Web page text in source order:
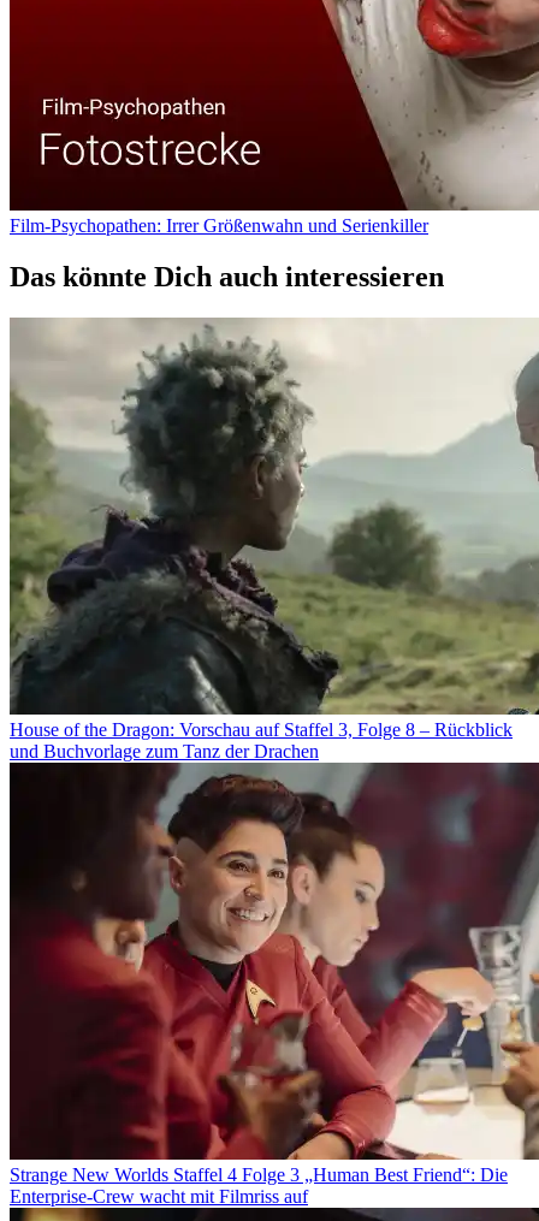
Film-Psychopathen: Irrer Größenwahn und Serienkiller
Das könnte Dich auch interessieren
House of the Dragon: Vorschau auf Staffel 3, Folge 8 – Rückblick
und Buchvorlage zum Tanz der Drachen
Strange New Worlds Staffel 4 Folge 3 „Human Best Friend“: Die
Enterprise-Crew wacht mit Filmriss auf